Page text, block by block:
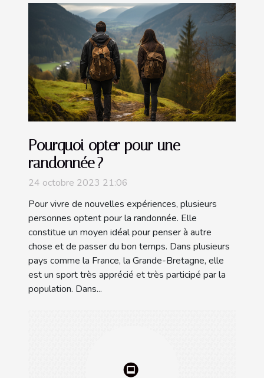
Pourquoi opter pour une
randonnée ?
24 octobre 2023 21:06
Pour vivre de nouvelles expériences, plusieurs
personnes optent pour la randonnée. Elle
constitue un moyen idéal pour penser à autre
chose et de passer du bon temps. Dans plusieurs
pays comme la France, la Grande-Bretagne, elle
est un sport très apprécié et très participé par la
population. Dans...